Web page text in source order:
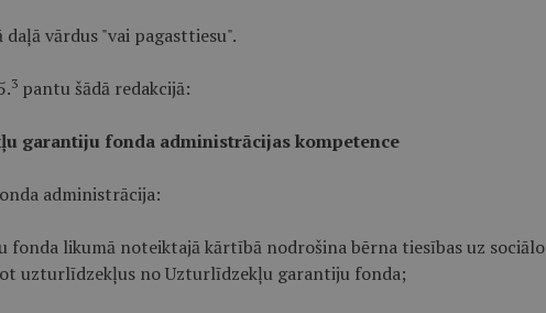
vārdus "vai pagasttiesu".
3pantu šādā redakcijā:
garantiju fonda administrācijas kompetence
administrācija:
fonda likumā noteiktajā kārtībā nodrošina bērna tiesības uz sociālo
uzturlīdzekļus no Uzturlīdzekļu garantiju fonda;